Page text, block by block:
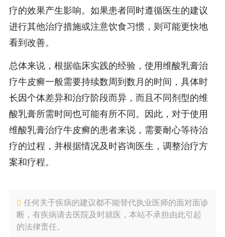
疗的效果产生影响。如果患者同时遵循医生的建议
进行其他治疗措施或注意饮食习惯，则可能更快地
看到改善。
总体来说，根据临床实践的经验，使用维酸乳膏治
疗牛皮癣一般需要持续数周到数月的时间，具体时
长因个体差异和治疗阶段而异，而且不同剂型的维
酸乳膏所需时间也可能有所不同。因此，对于使用
维酸乳膏治疗牛皮癣的患者来说，需要耐心等待治
疗的过程，并根据情况及时咨询医生，调整治疗方
案和疗程。
任何关于疾病的建议都不能替代执业医师的面对面诊
断，有疾病请去医院及时就医，本站不承担由此引起
的法律责任。